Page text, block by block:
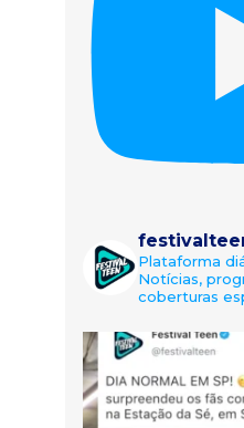
Plataforma
Notícias,
coberturas